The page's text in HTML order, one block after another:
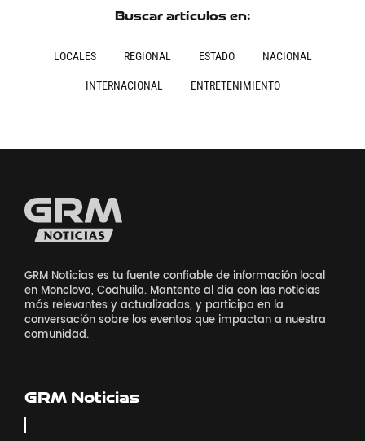
Buscar artículos en:
LOCALES REGIONAL ESTADO NACIONAL
INTERNACIONAL ENTRETENIMIENTO
GRM Noticias es tu fuente confiable de información local
en Monclova, Coahuila. Mantente al día con las noticias
más relevantes y actualizadas, y participa en la
conversación sobre los eventos que impactan a nuestra
comunidad.
GRM Noticias